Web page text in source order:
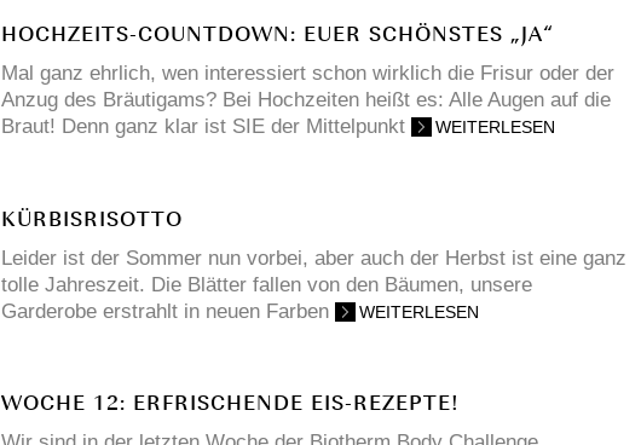
HOCHZEITS-COUNTDOWN: EUER SCHÖNSTES „JA“
Mal ganz ehrlich, wen interessiert schon wirklich die Frisur oder der
Anzug des Bräutigams? Bei Hochzeiten heißt es: Alle Augen auf die
Braut! Denn ganz klar ist SIE der Mittelpunkt
WEITERLESEN
KÜRBISRISOTTO
Leider ist der Sommer nun vorbei, aber auch der Herbst ist eine ganz
tolle Jahreszeit. Die Blätter fallen von den Bäumen, unsere
Garderobe erstrahlt in neuen Farben
WEITERLESEN
WOCHE 12: ERFRISCHENDE EIS-REZEPTE!